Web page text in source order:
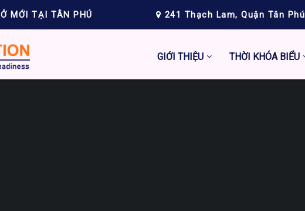
MỚI TẠI TÂN PHÚ 241 Thạch Lam, Quận Tân Phú
GIỚI THIỆU THỜI KHÓA BIỂU